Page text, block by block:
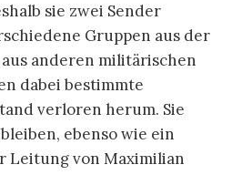
sie zwei Sender
Gruppen aus der
anderen militärischen
dabei bestimmte
verloren herum. Sie
ebenso wie ein
Leitung von Maximilian